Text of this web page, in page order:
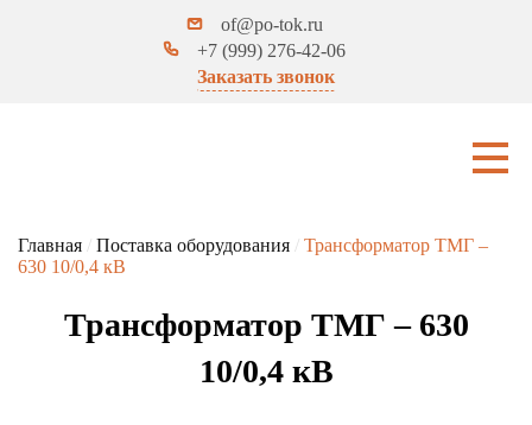
of@po-tok.ru
+7 (999) 276-42-06
Заказать звонок
Главная / Поставка оборудования / Трансформатор ТМГ –
630 10/0,4 кВ
Трансформатор ТМГ – 630
10/0,4 кВ